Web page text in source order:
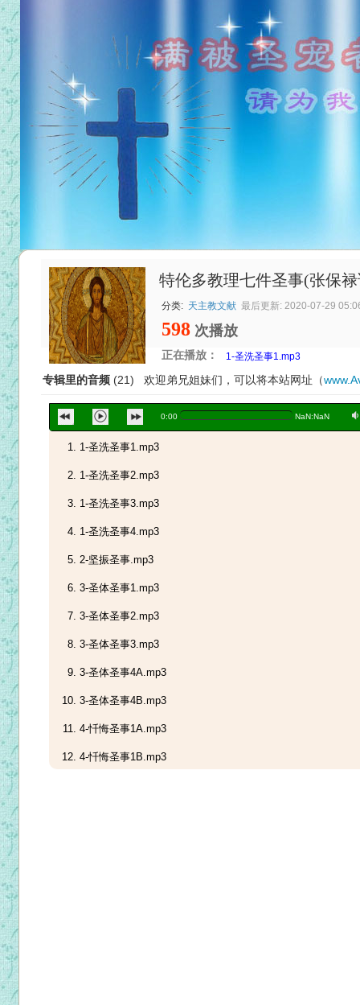
特伦多教理七件圣事(张保
分类: 天主教文献 最后更新: 2020-07-29
598 次播放
正在播放：
专辑里的音频 (21) 欢迎弟兄姐妹们，可以将本站网址（
0:00 NaN:NaN a
1-圣洗圣事1.mp3
1-圣洗圣事1.mp3
1-圣洗圣事2.mp3
1-圣洗圣事3.mp3
1-圣洗圣事4.mp3
2-坚振圣事.mp3
3-圣体圣事1.mp3
3-圣体圣事2.mp3
3-圣体圣事3.mp3
3-圣体圣事4A.mp3
3-圣体圣事4B.mp3
4-忏悔圣事1A.mp3
4-忏悔圣事1B.mp3